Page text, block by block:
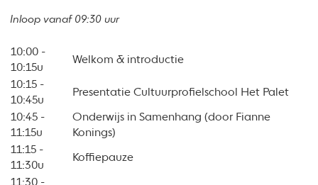
Inloop vanaf 09:30 uur
10:00 -
10:15u
Welkom & introductie
10:15 -
10:45u
Presentatie Cultuurprofielschool Het Palet
10:45 -
11:15u
Onderwijs in Samenhang (door Fianne
Konings)
11:15 -
11:30u
Koffiepauze
11:30 -